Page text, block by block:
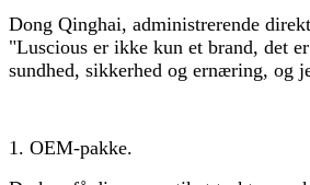
Dong Qinghai, administrerende
"Luscious er ikke kun et brand, det
sundhed, sikkerhed og ernæring, og
1. OEM-pakke.